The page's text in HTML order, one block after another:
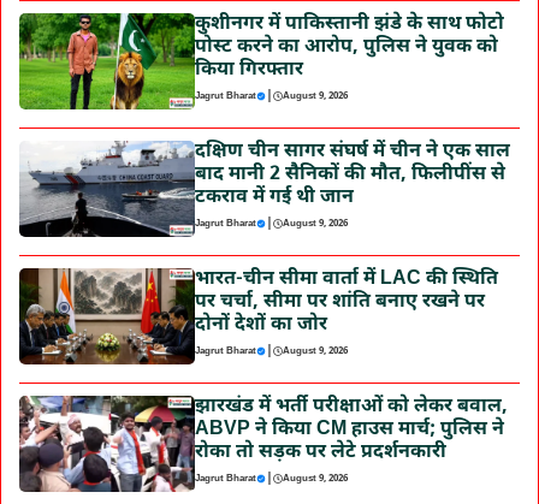
कुशीनगर में पाकिस्तानी झंडे के साथ फोटो
पोस्ट करने का आरोप, पुलिस ने युवक को
किया गिरफ्तार
Jagrut Bharat | August 9, 2026
दक्षिण चीन सागर संघर्ष में चीन ने एक साल
बाद मानी 2 सैनिकों की मौत, फिलीपींस से
टकराव में गई थी जान
Jagrut Bharat | August 9, 2026
भारत-चीन सीमा वार्ता में LAC की स्थिति
पर चर्चा, सीमा पर शांति बनाए रखने पर
दोनों देशों का जोर
Jagrut Bharat | August 9, 2026
झारखंड में भर्ती परीक्षाओं को लेकर बवाल,
ABVP ने किया CM हाउस मार्च; पुलिस ने
रोका तो सड़क पर लेटे प्रदर्शनकारी
Jagrut Bharat | August 9, 2026